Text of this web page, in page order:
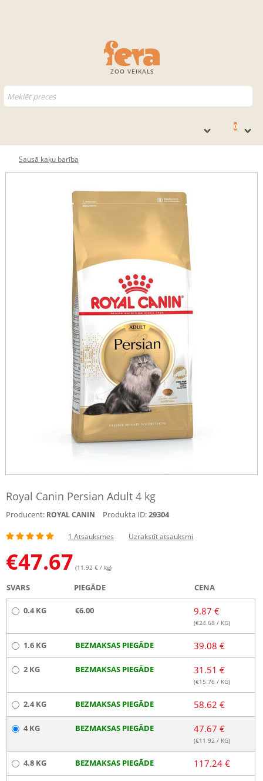
ZOO VEIKALS
0
Sausā kaķu barība
Royal Canin Persian Adult 4 kg
Producent: ROYAL CANIN Produkta ID:29304
1 Atsauksmes Uzrakstīt atsauksmi
€47.67 (11.92 € / kg)
SVARS PIEGĀDE CENA
0.4 KG €6.00 9.87 €
(€24.68 / KG)
1.6 KG BEZMAKSAS PIEGĀDE 39.08 €
2 KG BEZMAKSAS PIEGĀDE 31.51 €
(€15.76 / KG)
2.4 KG BEZMAKSAS PIEGĀDE 58.62 €
4 KG BEZMAKSAS PIEGĀDE 47.67 €
(€11.92 / KG)
4.8 KG BEZMAKSAS PIEGĀDE 117.24 €